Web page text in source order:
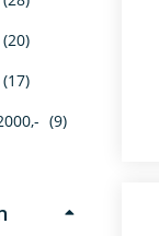
(20)
(17)
(9)